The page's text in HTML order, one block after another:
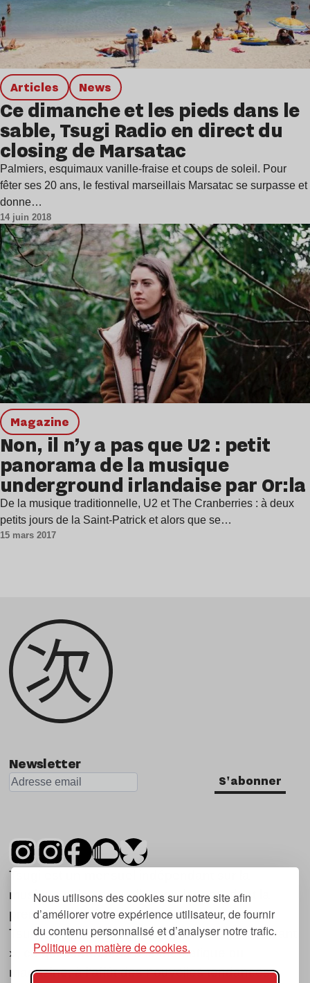
Nous utilisons des cookies sur notre site afin
d’améliorer votre expérience utilisateur, de fournir
du contenu personnalisé et d’analyser notre trafic.
Politique en matière de cookies.
Articles news
Ce dimanche et les pieds dans le
sable, Tsugi Radio en direct du
closing de Marsatac
Palmiers, esquimaux vanille-fraise et coups de soleil. Pour
fêter ses 20 ans, le festival marseillais Marsatac se surpasse et
donne…
14 juin 2018
magazine
Non, il n’y a pas que U2 : petit
panorama de la musique
underground irlandaise par Or:la
De la musique traditionnelle, U2 et The Cranberries : à deux
petits jours de la Saint-Patrick et alors que se…
15 mars 2017
Newsletter
S'abonner
Tsugi est un mensuel indépendant sur la
musique et les nouvelles tendances, dont la
première parution date de 2007.
Tsugi en japonais signifie « prochain », « suivant
», ce qui correspond à la thématique du
magazine, à l’affût des nouvelles tendances